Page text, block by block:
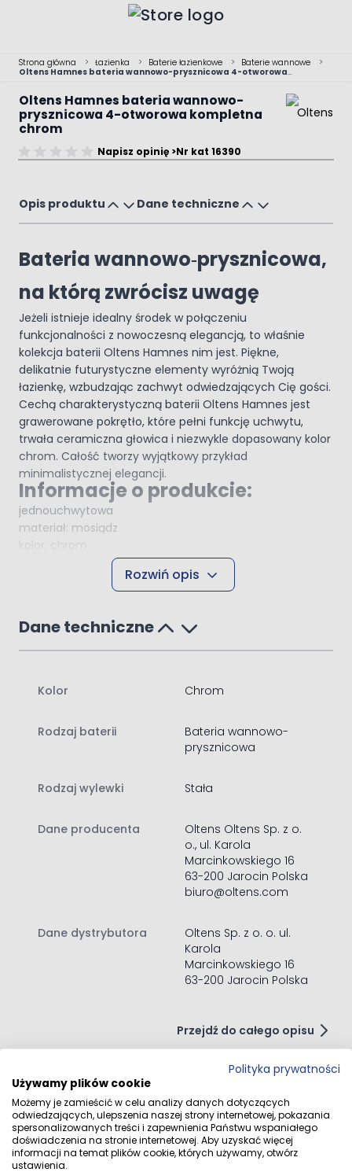
Strona główna > Łazienka > Baterie łazienkowe > Baterie wannowe
>
Oltens Hamnes bateria wannowo-prysznicowa 4-otworowa
Oltens Hamnes bateria wannowo-
prysznicowa 4-otworowa kompletna
chrom
Napisz opinię >Nr kat 16390
Main image
Click to view image in fullscreen
Opis produktu Dane techniczne
Bateria wannowo‑prysznicowa,
na którą zwrócisz uwagę
Jeżeli istnieje idealny środek w połączeniu
funkcjonalności z nowoczesną elegancją, to właśnie
kolekcja baterii Oltens Hamnes nim jest. Piękne,
delikatnie futurystyczne elementy wyróżnią Twoją
łazienkę, wzbudzając zachwyt odwiedzających Cię gości.
Cechą charakterystyczną baterii Oltens Hamnes jest
grawerowane pokrętło, które pełni funkcję uchwytu,
trwała ceramiczna głowica i niezwykle dopasowany kolor
chrom. Całość tworzy wyjątkowy przykład
minimalistycznej elegancji.
Informacje o produkcie:
jednouchwytowa
materiał: mosiądz
kolor: chrom
przepływ 17 l/min
głowica ceramiczna
Nowoczesna przestrzeń
Kolekcja Hamnes, to kolejna propozycja marki Oltens,
łazienki. Baterie i ceramika idealnie do siebie pasują,
Zawartość zestawu:
bateria wannowo-prysznicowa
wąż prysznicowy z obrotową końcówką, długość 150 cm
Rozwiń opis
Dane techniczne
Kolor Chrom
Rodzaj baterii
Bateria wannowo-
prysznicowa
Rodzaj wylewki Stała
Dane producenta
Oltens Oltens Sp. z o.
o., ul. Karola
Marcinkowskiego 16
63-200 Jarocin Polska
biuro@oltens.com
Dane dystrybutora
Oltens Sp. z o. o. ul.
Karola
Marcinkowskiego 16
63-200 Jarocin Polska
Przejdź do całego opisu
Opinie klientów
Polityka prywatności
Używamy plików cookie
Możemy je zamieścić w celu analizy danych dotyczących
odwiedzających, ulepszenia naszej strony internetowej, pokazania
spersonalizowanych treści i zapewnienia Państwu wspaniałego
doświadczenia na stronie internetowej. Aby uzyskać więcej
informacji na temat plików cookie, których używamy, otwórz
ustawienia.